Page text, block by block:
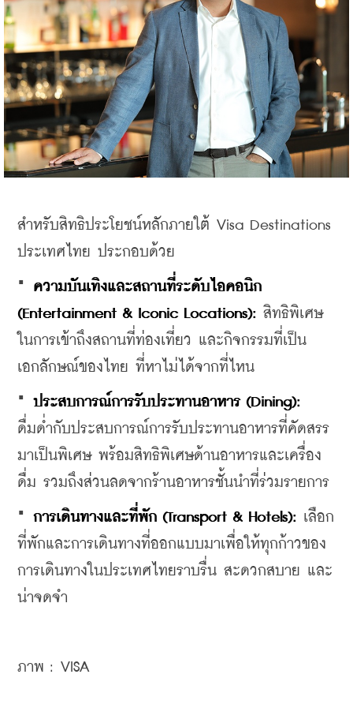
สำหรับสิทธิประโยชน์หลักภายใต้ Visa Destinations
ประเทศไทย ประกอบด้วย
· ความบันเทิงและสถานที่ระดับไอคอนิก
(Entertainment & Iconic Locations): สิทธิพิเศษ
ในการเข้าถึงสถานที่ท่องเที่ยว และกิจกรรมที่เป็น
เอกลักษณ์ของไทย ที่หาไม่ได้จากที่ไหน
· ประสบการณ์การรับประทานอาหาร (Dining):
ดื่มด่ำกับประสบการณ์การรับประทานอาหารที่คัดสรร
มาเป็นพิเศษ พร้อมสิทธิพิเศษด้านอาหารและเครื่อง
ดื่ม รวมถึงส่วนลดจากร้านอาหารชั้นนำที่ร่วมรายการ
· การเดินทางและที่พัก (Transport & Hotels): เลือก
ที่พักและการเดินทางที่ออกแบบมาเพื่อให้ทุกก้าวของ
การเดินทางในประเทศไทยราบรื่น สะดวกสบาย และ
น่าจดจำ
ภาพ : VISA